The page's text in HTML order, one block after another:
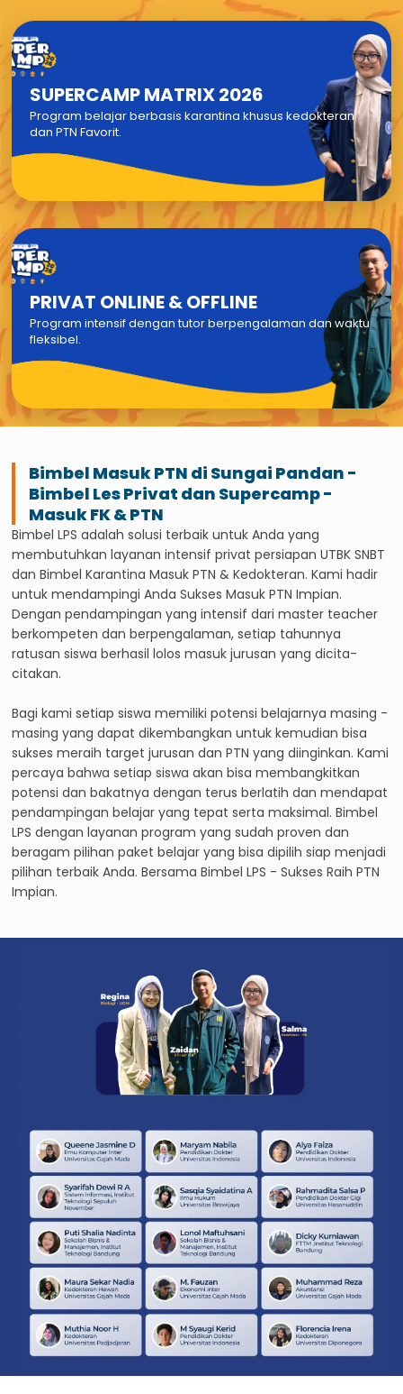
SUPERCAMP MATRIX 2026
Program belajar berbasis karantina khusus kedokteran
dan PTN Favorit.
PRIVAT ONLINE & OFFLINE
Program intensif dengan tutor berpengalaman dan waktu
fleksibel.
Bimbel Masuk PTN di Sungai Pandan -
Bimbel Les Privat dan Supercamp -
Masuk FK & PTN
Bimbel LPS adalah solusi terbaik untuk Anda yang
membutuhkan layanan intensif privat persiapan UTBK SNBT
dan Bimbel Karantina Masuk PTN & Kedokteran. Kami hadir
untuk mendampingi Anda Sukses Masuk PTN Impian.
Dengan pendampingan yang intensif dari master teacher
berkompeten dan berpengalaman, setiap tahunnya
ratusan siswa berhasil lolos masuk jurusan yang dicita-
citakan.
Bagi kami setiap siswa memiliki potensi belajarnya masing -
masing yang dapat dikembangkan untuk kemudian bisa
sukses meraih target jurusan dan PTN yang diinginkan. Kami
percaya bahwa setiap siswa akan bisa membangkitkan
potensi dan bakatnya dengan terus berlatih dan mendapat
pendampingan belajar yang tepat serta maksimal. Bimbel
LPS dengan layanan program yang sudah proven dan
beragam pilihan paket belajar yang bisa dipilih siap menjadi
pilihan terbaik Anda. Bersama Bimbel LPS - Sukses Raih PTN
Impian.